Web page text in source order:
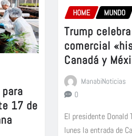
17 de
HOME MUNDO
Trump
comercial
Canadá y
ManabiNoticias
0
El presidente Donald
lunes la entrada de